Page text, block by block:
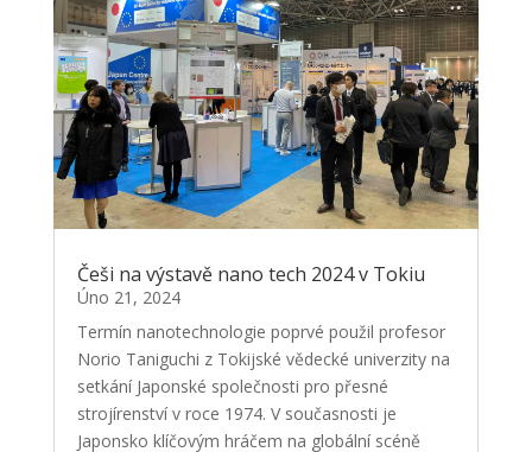
Češi na výstavě nano tech 2024 v Tokiu
Úno 21, 2024
Termín nanotechnologie poprvé použil profesor
Norio Taniguchi z Tokijské vědecké univerzity na
setkání Japonské společnosti pro přesné
strojírenství v roce 1974. V současnosti je
Japonsko klíčovým hráčem na globální scéně